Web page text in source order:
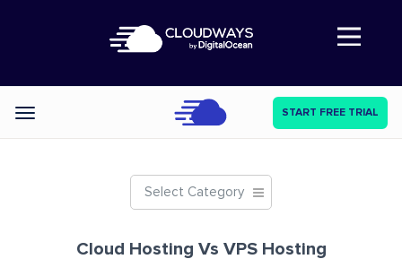
Abre a navegação
Categories START FREE TRIAL
Select Category
Cloud Hosting Vs VPS Hosting